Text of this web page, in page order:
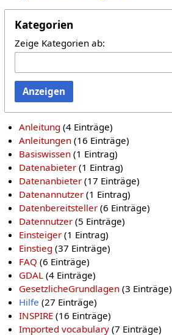
Kategorien
Zeige Kategorien ab:
Anzeigen
Anleitung ‏‎ (4 Einträge)
Anleitungen ‏‎ (16 Einträge)
Basiswissen ‏‎ (1 Eintrag)
Datenabieter ‏‎ (1 Eintrag)
Datenanbieter ‏‎ (17 Einträge)
Datenannutzer ‏‎ (1 Eintrag)
Datenbereitsteller ‏‎ (6 Einträge)
Datennutzer ‏‎ (5 Einträge)
Einsteiger ‏‎ (1 Eintrag)
Einstieg ‏‎ (37 Einträge)
FAQ ‏‎ (6 Einträge)
GDAL ‏‎ (4 Einträge)
GesetzlicheGrundlagen ‏‎ (3 Einträge)
Hilfe ‏‎ (27 Einträge)
INSPIRE ‏‎ (16 Einträge)
Imported vocabulary ‏‎ (7 Einträge)